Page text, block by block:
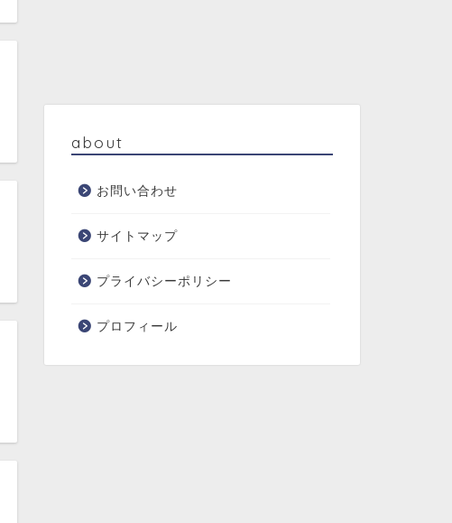
about
お問い合わせ
サイトマップ
プライバシーポリシー
プロフィール